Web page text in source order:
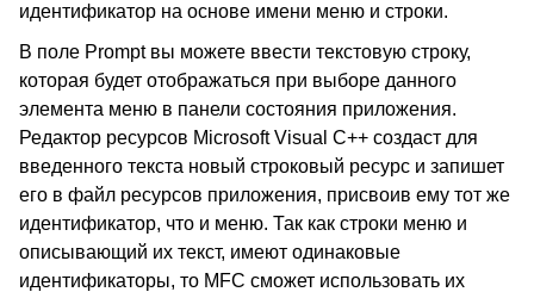
идентификатор на основе имени меню и строки.
В поле Prompt вы можете ввести текстовую строку,
которая будет отображаться при выборе данного
элемента меню в панели состояния приложения.
Редактор ресурсов Microsoft Visual C++ создаст для
введенного текста новый строковый ресурс и запишет
его в файл ресурсов приложения, присвоив ему тот же
идентификатор, что и меню. Так как строки меню и
описывающий их текст, имеют одинаковые
идентификаторы, то MFC сможет использовать их